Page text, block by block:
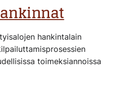
hankintalain
toimeksiannoissa